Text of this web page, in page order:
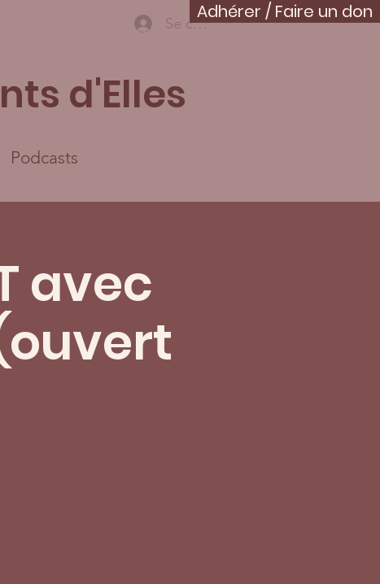
Adhérer / Faire un don
Se connecter
d'Elles
Podcasts
avec